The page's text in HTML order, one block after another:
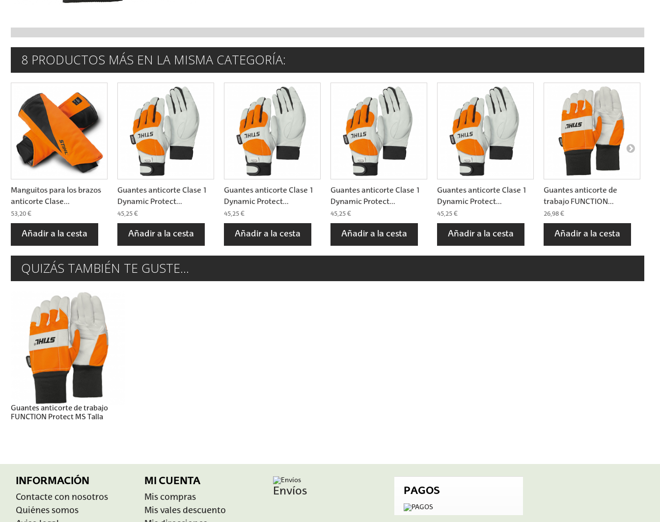
8 PRODUCTOS MÁS EN LA MISMA CATEGORÍA:
Manguitos para los brazos
anticorte Clase...
53,20 €
Añadir a la cesta
Guantes anticorte Clase 1
Dynamic Protect...
45,25 €
Añadir a la cesta
Guantes anticorte Clase 1
Dynamic Protect...
45,25 €
Añadir a la cesta
Guantes anticorte Clase 1
Dynamic Protect...
45,25 €
Añadir a la cesta
Guantes anticorte Clase 1
Dynamic Protect...
45,25 €
Añadir a la cesta
Guantes anticorte de
trabajo FUNCTION...
26,98 €
Añadir a la cesta
QUIZÁS TAMBIÉN TE GUSTE...
Guantes anticorte de trabajo
FUNCTION Protect MS Talla
INFORMACIÓN
Contacte con nosotros
Quiénes somos
MI CUENTA
Mis compras
Mis vales descuento
Envíos PAGOS